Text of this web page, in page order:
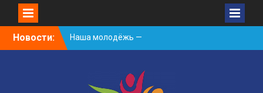
SkipНовости:
Наша молодёжь —
гордость Жигулёвска!
Встречаем новый
творческий сезон